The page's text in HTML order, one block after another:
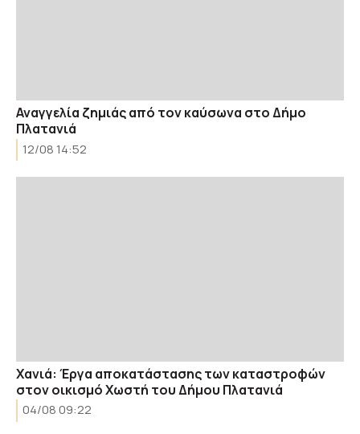
Αναγγελία ζημιάς από τον καύσωνα στο Δήμο
Πλατανιά
12/08 14:52
Χανιά: Έργα αποκατάστασης των καταστροφών
στον οικισμό Χωστή του Δήμου Πλατανιά
04/08 09:22